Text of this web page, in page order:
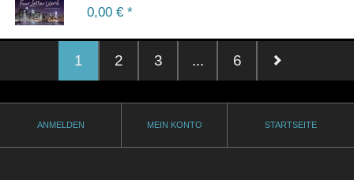
0,00 € *
1 2 3 ... 6
ANMELDEN MEIN KONTO STARTSEITE